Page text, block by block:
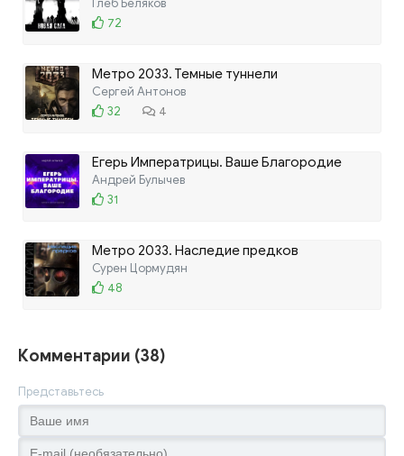
Глеб Беляков
72
Метро 2033. Темные туннели
Сергей Антонов
32
4
Егерь Императрицы. Ваше Благородие
ЛИТРЕС
Андрей Булычев
31
Метро 2033. Наследие предков
Сурен Цормудян
48
Комментарии (38)
Представьтесь